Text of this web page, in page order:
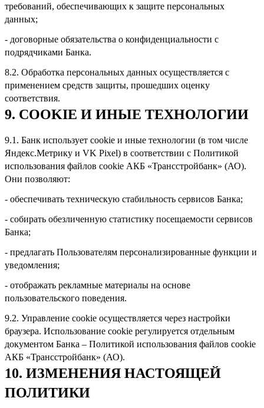
требований, обеспечивающих к защите персональных
данных;
- договорные обязательства о кон­фи­ден­циальности с
подрядчиками Банка.
8.2. Обработка персональных данных осуществляется с
применением средств защиты, прошедших оценку
соответствия.
9. COOKIE И ИНЫЕ ТЕХНОЛОГИИ
9.1. Банк использует cookie и иные технологии (в том числе
Яндекс.Метрику и VK Pixel) в соответствии с Политикой
использования файлов cookie АКБ «Трансстройбанк» (АО).
Они позволяют:
- обеспечивать техническую стабильность сервисов Банка;
- собирать обезличенную статистику посещаемости сервисов
Банка;
- предлагать Пользователям персонализированные функции и
уведомления;
- отображать рекламные материалы на основе
пользовательского поведения.
9.2. Управление cookie осуществляется через настройки
браузера. Использование cookie регулируется отдельным
документом Банка – Политикой использования файлов cookie
АКБ «Трансстройбанк» (АО).
10. ИЗМЕНЕНИЯ НАСТОЯЩЕЙ
ПОЛИТИКИ